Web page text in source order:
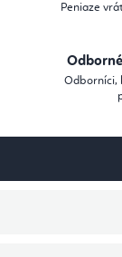
Peniaze
Odborníci,